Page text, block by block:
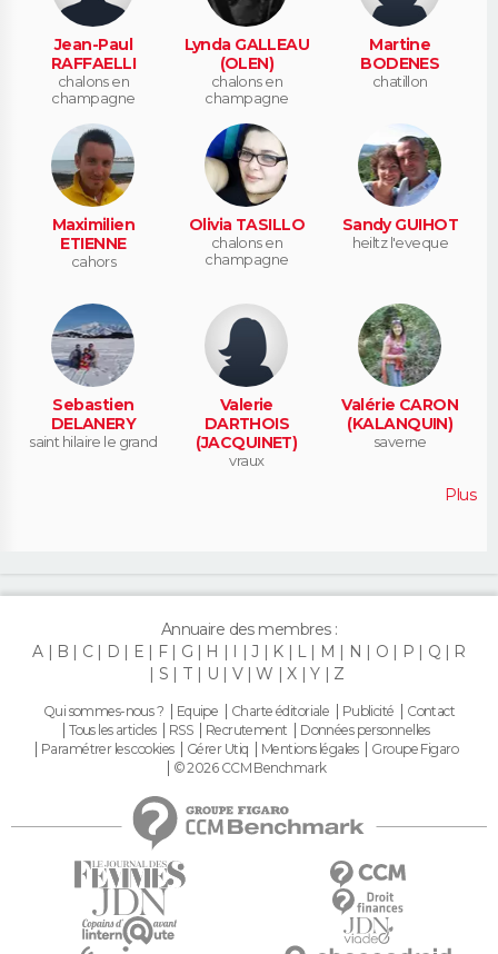
Jean-Paul
RAFFAELLI
chalons en
champagne
Lynda GALLEAU
(OLEN)
chalons en
champagne
Martine
BODENES
chatillon
Maximilien
ETIENNE
cahors
Olivia TASILLO
chalons en
champagne
Sandy GUIHOT
heiltz l'eveque
Sebastien
DELANERY
saint hilaire le grand
Valerie
DARTHOIS
(JACQUINET)
vraux
Valérie CARON
(KALANQUIN)
saverne
Plus
Annuaire des membres :
A
B C D E F G H I J K L M N O P Q
R
S
T U V W X Y Z
Qui sommes-nous ? Equipe Charte éditoriale Publicité
Contact
Tous les articles
RSS Recrutement
Données personnelles
Paramétrer les cookies
Gérer Utiq Mentions légales
Groupe Figaro
© 2026 CCM Benchmark